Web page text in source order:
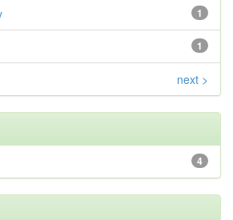
1
1
next >
4